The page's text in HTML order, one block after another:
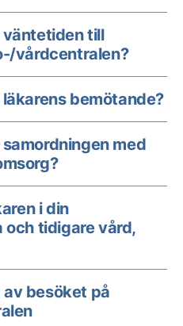
till
vårdcentralen?
bemötande?
med
i din
och tidigare vård,
besöket på